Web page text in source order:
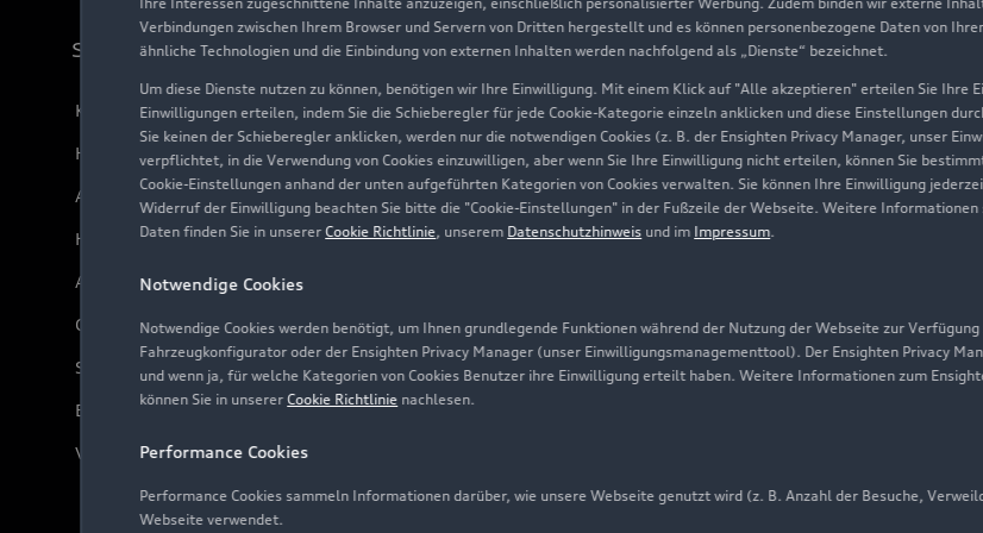
Verbindungen zwischen Ihrem Browser und Servern von Dritten hergestellt und es können personenbezogene Daten von
ähnliche Technologien und die Einbindung von externen Inhalten werden nachfolgend als „Dienste“ bezeichnet.
Um diese Dienste nutzen zu können, benötigen wir Ihre Einwilligung. Mit einem Klick auf "Alle akzeptieren" erteilen Sie Ihre
Einwilligungen erteilen, indem Sie die Schieberegler für jede Cookie-Kategorie einzeln anklicken und diese Einstellungen
Sie keinen der Schieberegler anklicken, werden nur die notwendigen Cookies (z. B. der Ensighten Privacy Manager, unser
verpflichtet, in die Verwendung von Cookies einzuwilligen, aber wenn Sie Ihre Einwilligung nicht erteilen, können Sie
Cookie-Einstellungen anhand der unten aufgeführten Kategorien von Cookies verwalten. Sie können Ihre Einwilligung
Widerruf der Einwilligung beachten Sie bitte die "Cookie-Einstellungen" in der Fußzeile der Webseite. Weitere
Daten finden Sie in unsererCookie Richtlinie, unserem Datenschutzhinweis und im Impressum.
Notwendige Cookies
Notwendige Cookies werden benötigt, um Ihnen grundlegende Funktionen während der Nutzung der Webseite zur
Fahrzeugkonfigurator oder der Ensighten Privacy Manager (unser Einwilligungsmanagementtool). Der Ensighten Privacy
und wenn ja, für welche Kategorien von Cookies Benutzer ihre Einwilligung erteilt haben. Weitere Informationen zum
können Sie in unsererCookie Richtlinie nachlesen.
Performance Cookies
Performance Cookies sammeln Informationen darüber, wie unsere Webseite genutzt wird (z. B. Anzahl der Besuche,
Webseite verwendet.
Support
Kundenservice
Händlersuche
Audi Code
Häufige Fragen (FAQ)
Audi Online Beratung
Online-Terminvereinbarung
Servicekontakt
Bordbuch & Bedienungsanleitungen
Verträge kündigen
Über Audi
Unternehmen
Karriere
Investor Relations
Presse & Media Center
Audi erleben
Newsletter